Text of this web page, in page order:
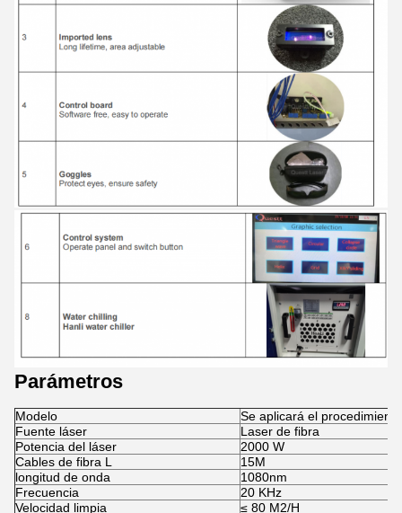
Parámetros
Modelo
Se aplicará el
Fuente láser
Laser de fibra
Potencia del láser
2000 W
Cables de fibra L
15M
longitud de onda
1080nm
Frecuencia
20 KHz
Velocidad limpia
≤ 80 M2/H